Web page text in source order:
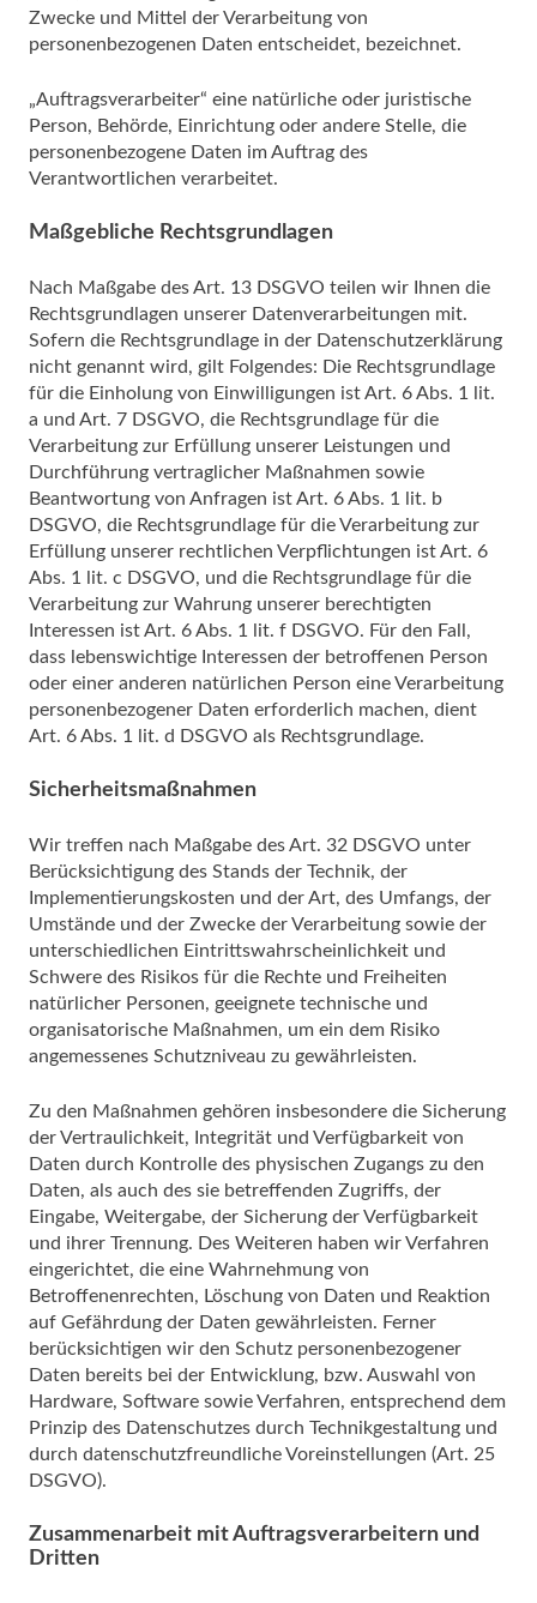
Zwecke und Mittel der Verarbeitung von
personenbezogenen Daten entscheidet, bezeichnet.
„Auftragsverarbeiter“ eine natürliche oder juristische
Person, Behörde, Einrichtung oder andere Stelle, die
personenbezogene Daten im Auftrag des
Verantwortlichen verarbeitet.
Maßgebliche Rechtsgrundlagen
Nach Maßgabe des Art. 13 DSGVO teilen wir Ihnen die
Rechtsgrundlagen unserer Datenverarbeitungen mit.
Sofern die Rechtsgrundlage in der Datenschutzerklärung
nicht genannt wird, gilt Folgendes: Die Rechtsgrundlage
für die Einholung von Einwilligungen ist Art. 6 Abs. 1 lit.
a und Art. 7 DSGVO, die Rechtsgrundlage für die
Verarbeitung zur Erfüllung unserer Leistungen und
Durchführung vertraglicher Maßnahmen sowie
Beantwortung von Anfragen ist Art. 6 Abs. 1 lit. b
DSGVO, die Rechtsgrundlage für die Verarbeitung zur
Erfüllung unserer rechtlichen Verpflichtungen ist Art. 6
Abs. 1 lit. c DSGVO, und die Rechtsgrundlage für die
Verarbeitung zur Wahrung unserer berechtigten
Interessen ist Art. 6 Abs. 1 lit. f DSGVO. Für den Fall,
dass lebenswichtige Interessen der betroffenen Person
oder einer anderen natürlichen Person eine Verarbeitung
personenbezogener Daten erforderlich machen, dient
Art. 6 Abs. 1 lit. d DSGVO als Rechtsgrundlage.
Sicherheitsmaßnahmen
Wir treffen nach Maßgabe des Art. 32 DSGVO unter
Berücksichtigung des Stands der Technik, der
Implementierungskosten und der Art, des Umfangs, der
Umstände und der Zwecke der Verarbeitung sowie der
unterschiedlichen Eintrittswahrscheinlichkeit und
Schwere des Risikos für die Rechte und Freiheiten
natürlicher Personen, geeignete technische und
organisatorische Maßnahmen, um ein dem Risiko
angemessenes Schutzniveau zu gewährleisten.
Zu den Maßnahmen gehören insbesondere die Sicherung
der Vertraulichkeit, Integrität und Verfügbarkeit von
Daten durch Kontrolle des physischen Zugangs zu den
Daten, als auch des sie betreffenden Zugriffs, der
Eingabe, Weitergabe, der Sicherung der Verfügbarkeit
und ihrer Trennung. Des Weiteren haben wir Verfahren
eingerichtet, die eine Wahrnehmung von
Betroffenenrechten, Löschung von Daten und Reaktion
auf Gefährdung der Daten gewährleisten. Ferner
berücksichtigen wir den Schutz personenbezogener
Daten bereits bei der Entwicklung, bzw. Auswahl von
Hardware, Software sowie Verfahren, entsprechend dem
Prinzip des Datenschutzes durch Technikgestaltung und
durch datenschutzfreundliche Voreinstellungen (Art. 25
DSGVO).
Zusammenarbeit mit Auftragsverarbeitern und
Dritten